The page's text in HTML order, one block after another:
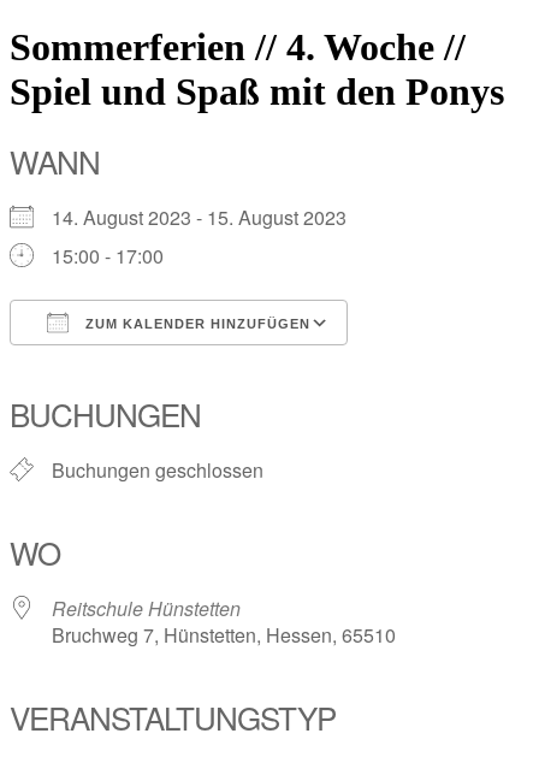
Sommerferien // 4. Woche //
Spiel und Spaß mit den Ponys
WANN
14. August 2023 - 15. August 2023
15:00 - 17:00
ZUM KALENDER HINZUFÜGEN
BUCHUNGEN
Buchungen geschlossen
WO
Reitschule Hünstetten
Bruchweg 7, Hünstetten, Hessen, 65510
VERANSTALTUNGSTYP